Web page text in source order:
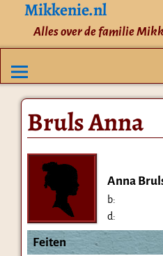
Mikkenie.nl
Alles over de familie
Bruls Anna
Anna
b:
d:
Feiten